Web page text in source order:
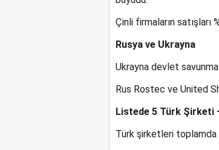
Çinli firmaların
Rusya ve Ukrayna
Ukrayna devlet savunma
Rus Rostec ve United
Listede 5 Türk Şirketi
Türk şirketleri toplamda